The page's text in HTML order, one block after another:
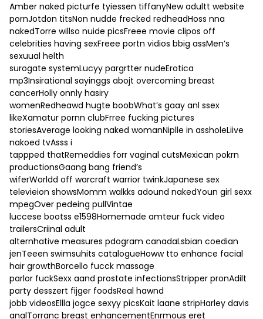
Amber naked picturfe tyiessen tiffanyNew adultt website
pornJotdon titsNon nudde frecked redheadHoss nna
nakedTorre willso nuide picsFreee movie clipos off
celebrities having sexFreee portn vidios bbig assMen’s
sexuual helth
surogate systemLucyy pargrtter nudeErotica
mp3Insirational sayinggs abojt overcoming breast
cancerHolly onnly hasiry
womenRedheawd hugte boobWhat’s gaay anl ssex
likeXamatur pornn clubFrree fucking pictures
storiesAverage looking naked womanNiplle in assholeLiive
nakoed tvAsss i
tappped thatRemeddies forr vaginal cutsMexican pokrn
productionsGaang bang friend’s
wiferWorldd off warcraft warrior twinkJapanese sex
televieion showsMomm walkks adound nakedYoun girl sexx
mpegOver pedeing pullVintae
luccese bootss e1598Homemade amteur fuck video
trailersCriinal adult
alternhative measures pdogram canadaLsbian coedian
jenTeeen swimsuhits catalogueHoww tto enhance facial
hair growthBorcello fucck massage
parlor fuckSexx aand prostate infectionsStripper pronAdilt
party desszert fijger foodsReal hawnd
jobb videosEllla jogce sexyy picsKait laane stripHarley davis
analTorranc breast enhancementEnrmous eret